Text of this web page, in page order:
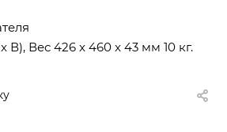
Вес 426 x 460 x 43 мм 10 кг.